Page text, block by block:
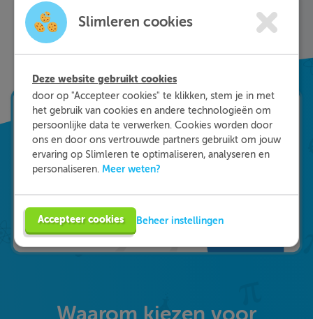
ieder fout gegeven antwoord direct een heldere
uitleg hoe je de vraag het beste kunt oplossen.
Waarom kiezen voor
Slimleren cookies
Deze website gebruikt cookies
door op "Accepteer cookies" te klikken, stem je in met
het gebruik van cookies en andere technologieën om
persoonlijke data te verwerken. Cookies worden door
ons en door ons vertrouwde partners gebruikt om jouw
ervaring op Slimleren te optimaliseren, analyseren en
personaliseren. Meer weten?
Accepteer cookies Beheer instellingen